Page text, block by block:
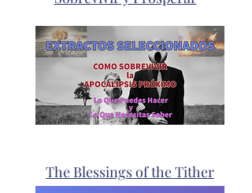
The Blessings of the Tither